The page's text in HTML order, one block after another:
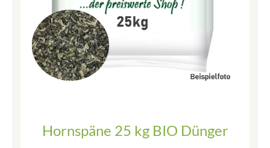
Hornspäne 25 kg BIO Dünger